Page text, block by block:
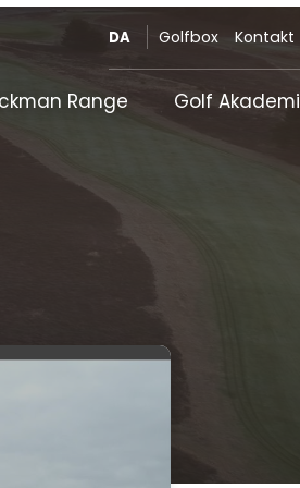
DA Golfbox Kontakt
Medlemsmøde
Range Golf Akademi